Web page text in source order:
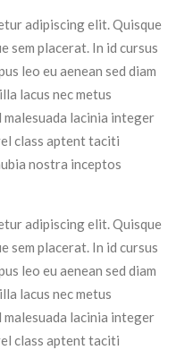
adipiscing elit. Quisque
sem placerat. In id cursus
leo eu aenean sed diam
lacus nec metus
malesuada lacinia integer
class aptent taciti
nostra inceptos
adipiscing elit. Quisque
sem placerat. In id cursus
leo eu aenean sed diam
lacus nec metus
malesuada lacinia integer
class aptent taciti